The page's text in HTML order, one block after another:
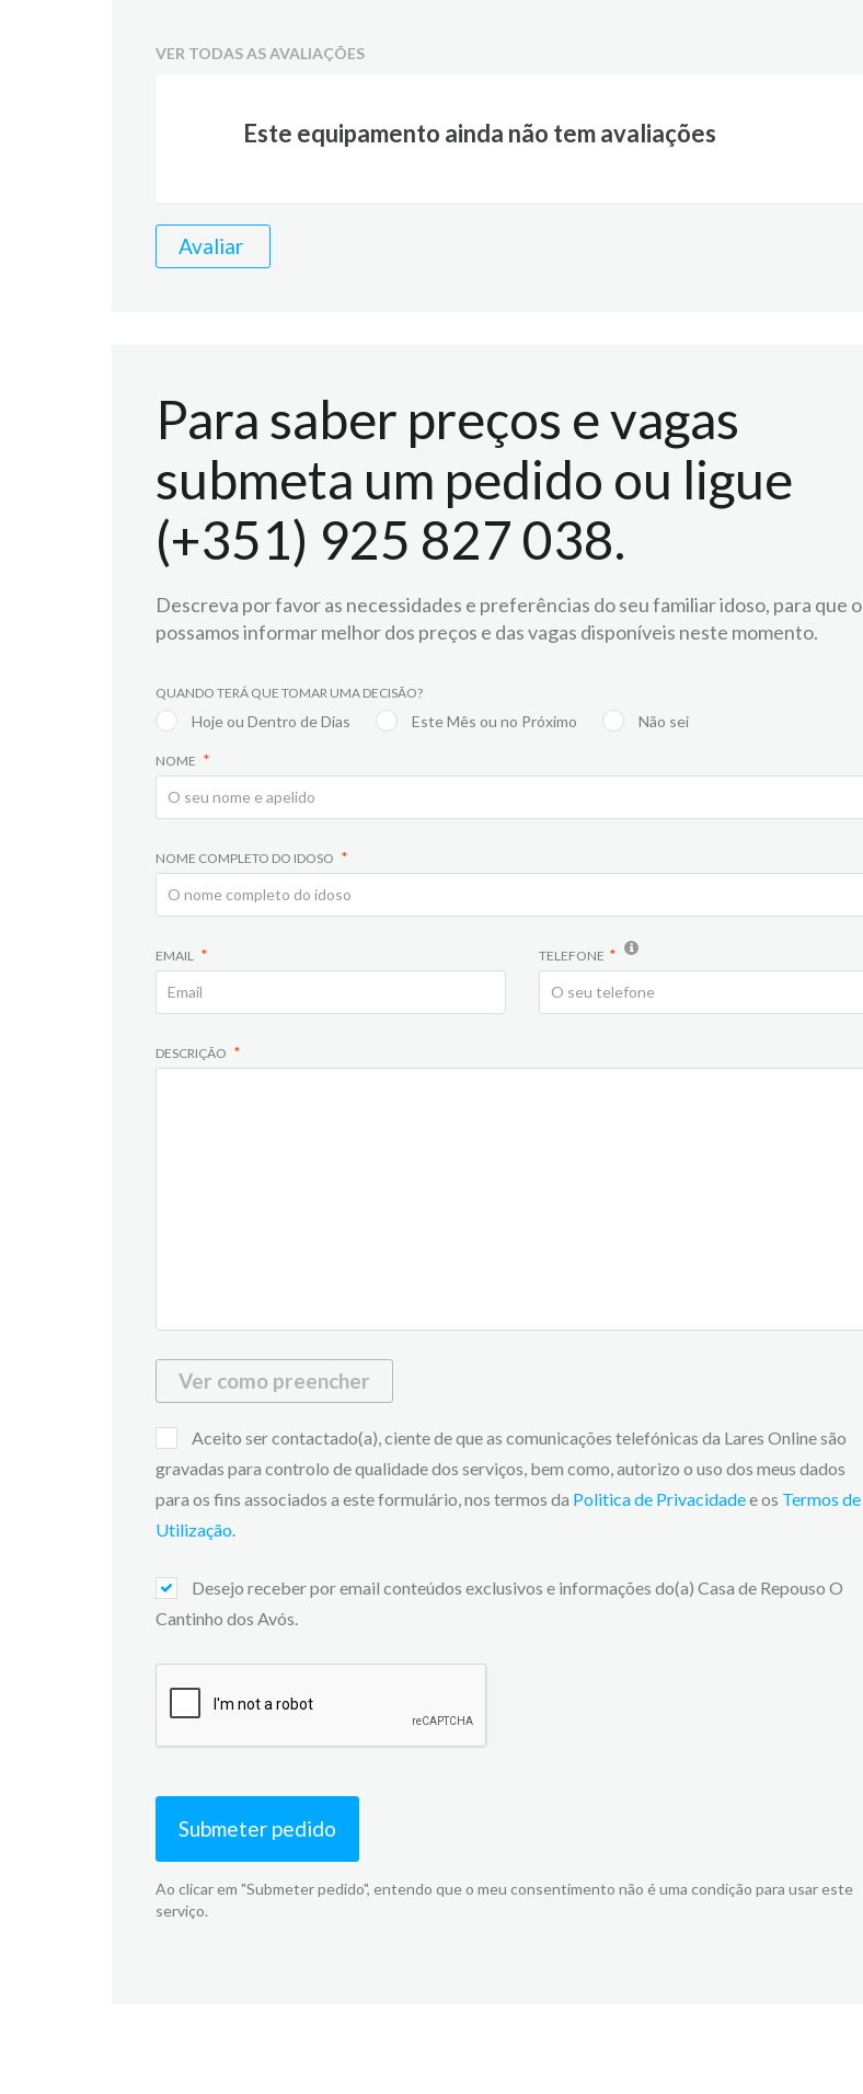
VER TODAS AS AVALIAÇÕES
Este equipamento ainda não tem avaliações
Avaliar
Para saber preços e vagas
submeta um pedido ou ligue
(+351) 925 827 038.
Descreva por favor as necessidades e preferências do seu familiar idoso, para que o
possamos informar melhor dos preços e das vagas disponíveis neste momento.
QUANDO TERÁ QUE TOMAR UMA DECISÃO?
Hoje ou Dentro de Dias Este Mês ou no Próximo Não sei
NOME
NOME COMPLETO DO IDOSO
EMAIL TELEFONE
DESCRIÇÃO
Ver como preencher
Aceito ser contactado(a), ciente de que as comunicações telefónicas da Lares Online são
gravadas para controlo de qualidade dos serviços, bem como, autorizo o uso dos meus dados
para os fins associados a este formulário, nos termos da Politica de Privacidadee os Termos de
Utilização.
Desejo receber por email conteúdos exclusivos e informações do(a) Casa de Repouso O
Cantinho dos Avós.
Submeter pedido
Ao clicar em "Submeter pedido", entendo que o meu consentimento não é uma condição para usar este
serviço.